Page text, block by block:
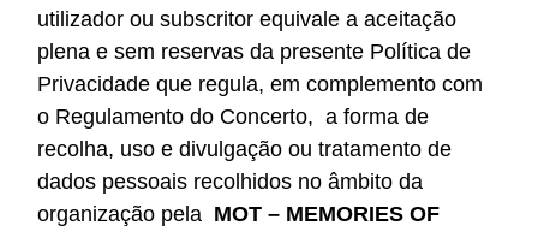
utilizador ou subscritor equivale a aceitação
plena e sem reservas da presente Política de
Privacidade que regula, em complemento com
o Regulamento do Concerto, a forma de
recolha, uso e divulgação ou tratamento de
dados pessoais recolhidos no âmbito da
organização pela MOT – MEMORIES OF